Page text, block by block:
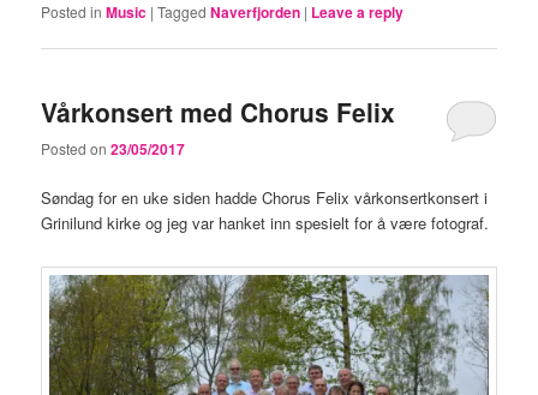
Posted in Music |Tagged Naverfjorden | Leave a reply
Vårkonsert med Chorus Felix
Posted on23/05/2017
Søndag for en uke siden hadde Chorus Felix vårkonsertkonsert i
Grinilund kirke og jeg var hanket inn spesielt for å være fotograf.